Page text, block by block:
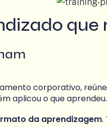
corporativo,
aplicou o que aprendeu.
da aprendizagem.